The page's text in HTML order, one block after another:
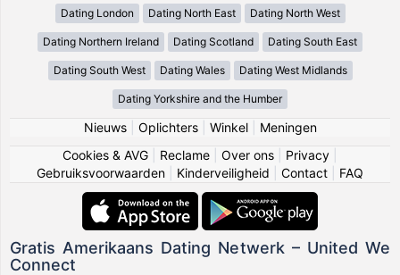
Dating London Dating North East Dating North West
Dating Northern Ireland Dating Scotland Dating South East
Dating South West Dating Wales Dating West Midlands
Dating Yorkshire and the Humber
Nieuws| Oplichters| Winkel| Meningen
Cookies & AVG
Reclame Over ons Privacy
Gebruiksvoorwaarden
Kinderveiligheid Contact FAQ
Gratis Amerikaans Dating Netwerk – United We
Connect